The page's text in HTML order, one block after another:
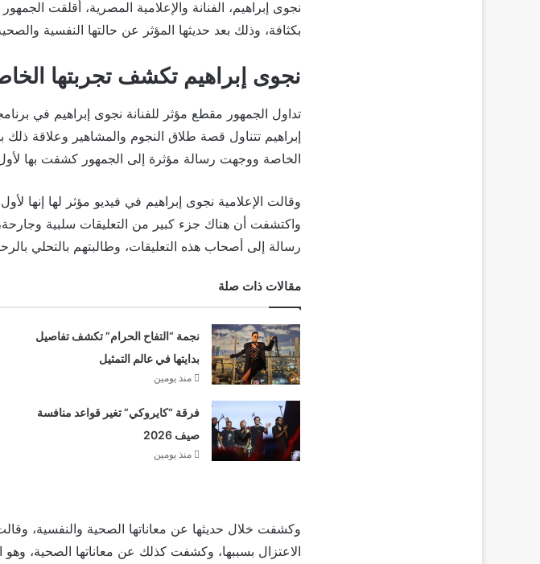
نجوى إبراهيم، الفنانة والإعلامية المصرية، أقلقت
بكثافة، وذلك بعد حديثها المؤثر عن حالتها النفسية
نجوى إبراهيم تكشف تجربتها
تداول الجمهور مقطع مؤثر للفنانة نجوى إبراهيم في
إبراهيم تتناول قصة طلاق النجوم والمشاهير وعلاقة
الخاصة ووجهت رسالة مؤثرة إلى الجمهور كشفت بها
وقالت الإعلامية نجوى إبراهيم في فيديو مؤثر لها إنها
واكتشفت أن هناك جزء كبير من التعليقات سلبية
رسالة إلى أصحاب هذه التعليقات، وطالبتهم بالتحلي
مقالات ذات صلة
نجمة “التفاح الحرام” تكشف تفاصيل
بدايتها في عالم التمثيل
منذ يومين
فرقة “كايروكي” تغير قواعد منافسة
صيف 2026
منذ يومين
وكشفت خلال حديثها عن معاناتها الصحية والنفسية،
الاعتزال بسببها، وكشفت كذلك عن معاناتها الصحية، وهو